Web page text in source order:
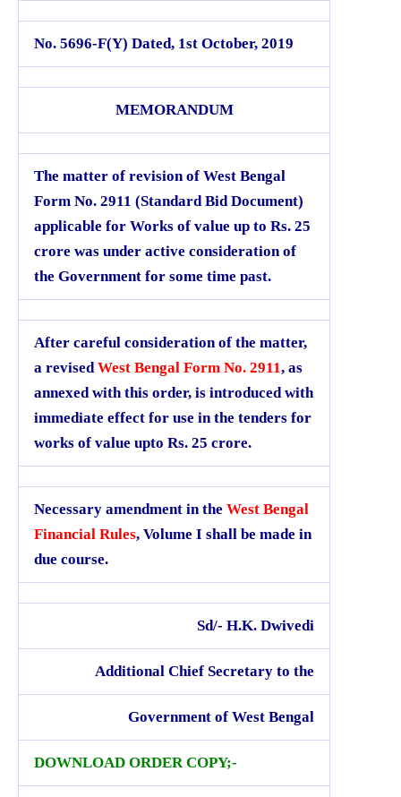
No. 5696-F(Y) Dated, 1st October, 2019
MEMORANDUM
The matter of revision of West Bengal
Form No. 2911 (Standard Bid Document)
applicable for Works of value up to Rs. 25
crore was under active consideration of
the Government for some time past.
After careful consideration of the matter,
a revisedWest Bengal Form No. 2911, as
annexed with this order, is introduced with
immediate effect for use in the tenders for
works of value upto Rs. 25 crore.
Necessary amendment in the West Bengal
Financial Rules, Volume I shall be made in
due course.
Sd/- H.K. Dwivedi
Additional Chief Secretary to the
Government of West Bengal
DOWNLOAD ORDER COPY;-